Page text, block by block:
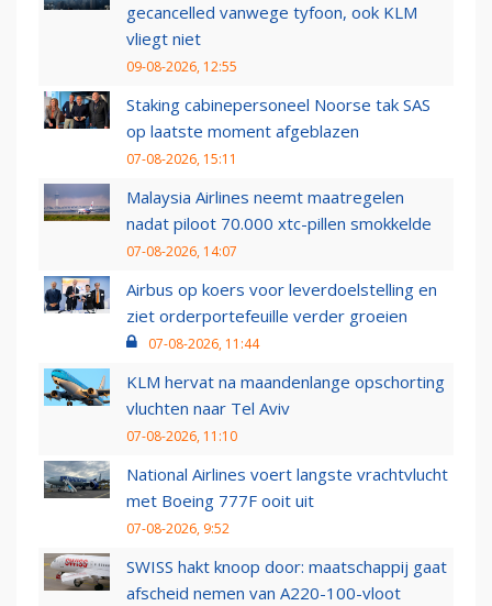
gecancelled vanwege tyfoon, ook KLM
vliegt niet
09-08-2026, 12:55
Staking cabinepersoneel Noorse tak SAS
op laatste moment afgeblazen
07-08-2026, 15:11
Malaysia Airlines neemt maatregelen
nadat piloot 70.000 xtc-pillen smokkelde
07-08-2026, 14:07
Airbus op koers voor leverdoelstelling en
ziet orderportefeuille verder groeien
07-08-2026, 11:44
KLM hervat na maandenlange opschorting
vluchten naar Tel Aviv
07-08-2026, 11:10
National Airlines voert langste vrachtvlucht
met Boeing 777F ooit uit
07-08-2026, 9:52
SWISS hakt knoop door: maatschappij gaat
afscheid nemen van A220-100-vloot